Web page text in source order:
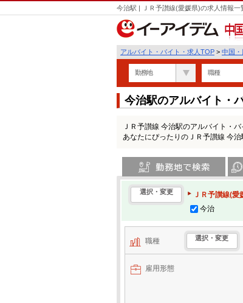
今治駅 | ＪＲ予讃線(愛媛県)の求人情報
中国
アルバイト・バイト・求人TOP > 中国・
勤務地 職種
今治駅のアルバイト・
ＪＲ予讃線 今治駅のアルバイト・
あなたにぴったりのＪＲ予讃線 今治
選択・変更
ＪＲ予讃線(愛
今治
職種 選択・変更
雇用形態